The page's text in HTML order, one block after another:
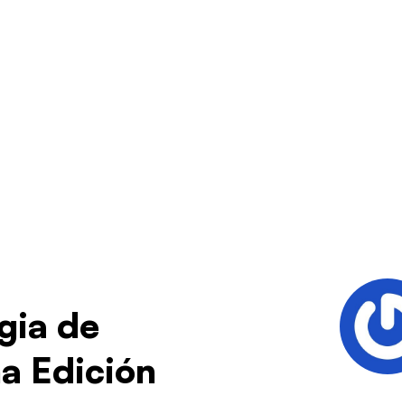
de
Edición